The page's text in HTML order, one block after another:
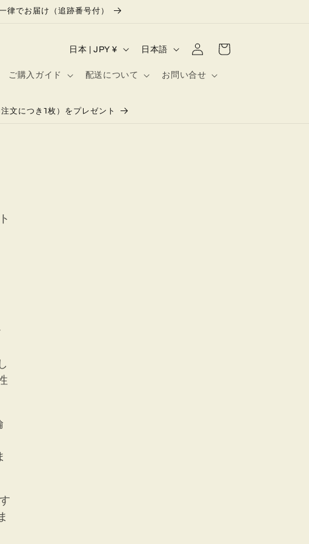
でお届け（追跡番号付）
ご購入ガイド 配送について お問い合せ
国
地
域
日本 | JPY ¥
言
日本語
グ
イ
ン
ー
文につき1枚）をプレゼント